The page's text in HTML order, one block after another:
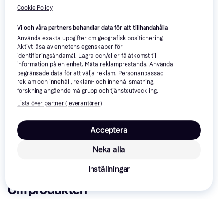
Searchlight Electric
Balls Pendellampa ∅
Elstead Lighting
Balance Pendellampa
Eglo Maserlo
Pendellampa
Om produkten
Cookie Policy
Vi och våra partners behandlar data för att tillhandahålla
Använda exakta uppgifter om geografisk positionering.
Aktivt läsa av enhetens egenskaper för
identifieringsändamål. Lagra och/eller få åtkomst till
information på en enhet. Mäta reklamprestanda. Använda
begränsade data för att välja reklam. Personanpassad
reklam och innehåll, reklam- och innehållsmätning,
forskning angående målgrupp och tjänsteutveckling.
Lista över partner (leverantörer)
Neka alla
Acceptera
Inställningar